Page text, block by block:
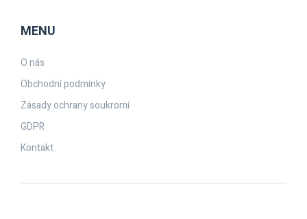
MENU
O nás
Obchodní podmínky
Zásady ochrany soukromí
GDPR
Kontakt